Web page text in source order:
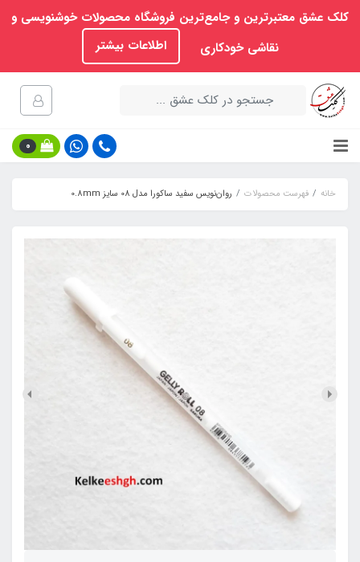
کلک عشق معتبرترین و جامع‌ترین فروشگاه محصولات خوشنویسی و
نقاشی خودکاری
اطلاعات بیشتر
0
خانه فهرست محصولات روان‌نویس سفید ساکورا مدل 08 سایز 0.8mm